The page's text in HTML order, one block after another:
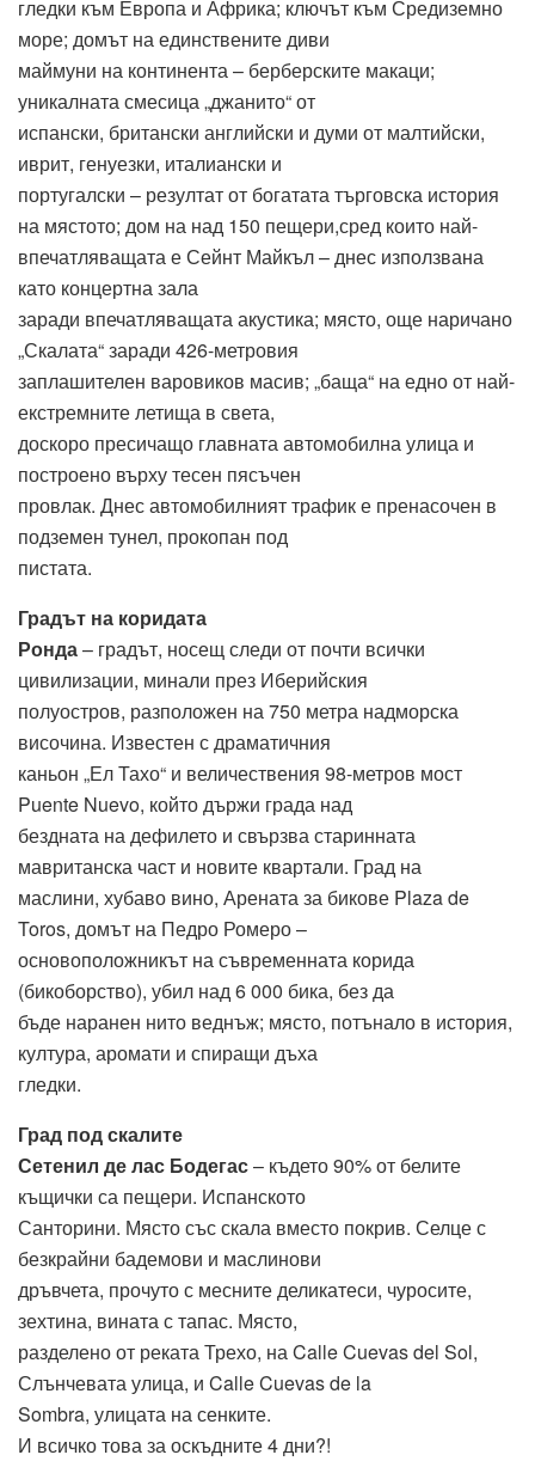
гледки към Европа и Африка; ключът към Средиземно
море; домът на единствените диви
маймуни на континента – берберските макаци;
уникалната смесица „джанито“ от
испански, британски английски и думи от малтийски,
иврит, генуезки, италиански и
португалски – резултат от богатата търговска история
на мястото; дом на над 150 пещери,сред които най-
впечатляващата е Сейнт Майкъл – днес използвана
като концертна зала
заради впечатляващата акустика; място, още наричано
„Скалата“ заради 426-метровия
заплашителен варовиков масив; „баща“ на едно от най-
екстремните летища в света,
доскоро пресичащо главната автомобилна улица и
построено върху тесен пясъчен
провлак. Днес автомобилният трафик е пренасочен в
подземен тунел, прокопан под
пистата.
Градът на коридата
Ронда– градът, носещ следи от почти всички
цивилизации, минали през Иберийския
полуостров, разположен на 750 метра надморска
височина. Известен с драматичния
каньон „Ел Тахо“ и величествения 98-метров мост
Puente Nuevo, който държи града над
бездната на дефилето и свързва старинната
мавританска част и новите квартали. Град на
маслини, хубаво вино, Арената за бикове Plaza de
Toros, домът на Педро Ромеро –
основоположникът на съвременната корида
(бикоборство), убил над 6 000 бика, без да
бъде наранен нито веднъж; място, потънало в история,
култура, аромати и спиращи дъха
гледки.
Град под скалите
Сетенил де лас Бодегас– където 90% от белите
къщички са пещери. Испанското
Санторини. Място със скала вместо покрив. Селце с
безкрайни бадемови и маслинови
дръвчета, прочуто с месните деликатеси, чуросите,
зехтина, вината с тапас. Място,
разделено от реката Трехо, на Calle Cuevas del Sol,
Слънчевата улица, и Calle Cuevas de la
Sombra, улицата на сенките.
И всичко това за оскъдните 4 дни?!